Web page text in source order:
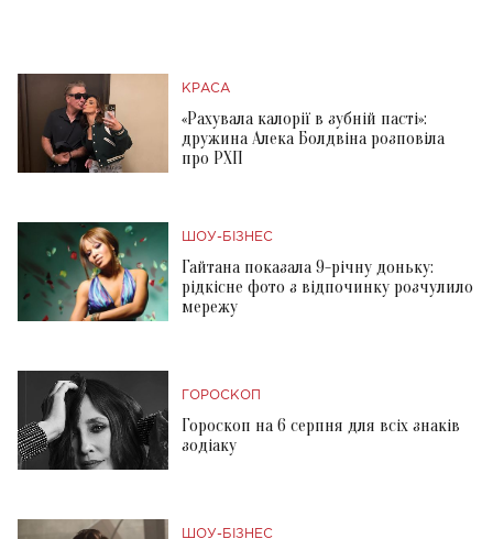
КРАСА
«Рахувала калорії в зубній пасті»:
дружина Алека Болдвіна розповіла
про РХП
ШОУ-БІЗНЕС
Гайтана показала 9-річну доньку:
рідкісне фото з відпочинку розчулило
мережу
ГОРОСКОП
Гороскоп на 6 серпня для всіх знаків
зодіаку
ШОУ-БІЗНЕС